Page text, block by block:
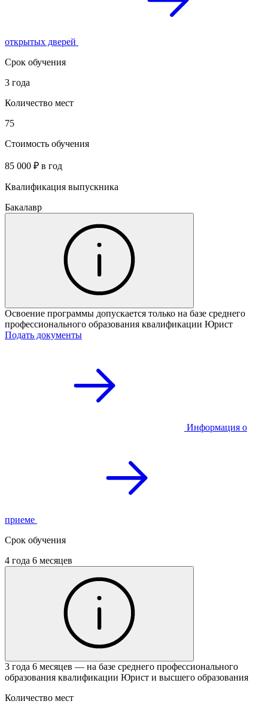
открытых дверей
Срок обучения
3 года
Количество мест
75
Стоимость обучения
85 000 ₽ в год
Квалификация выпускника
Бакалавр
Освоение программы допускается только на базе среднего
профессионального образования квалификации Юрист
Подать документы
Информация о
приеме
Срок обучения
4 года 6 месяцев
3 года 6 месяцев — на базе среднего профессионального
образования квалификации Юрист и высшего образования
Количество мест